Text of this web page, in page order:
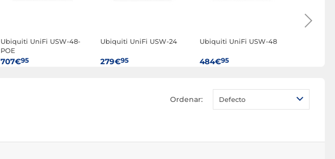
Ubiquiti UniFi USW-48-
POE
707€95
Ubiquiti UniFi USW-24
279€95
Ubiquiti UniFi USW-48
484€95
Ordenar: Defecto